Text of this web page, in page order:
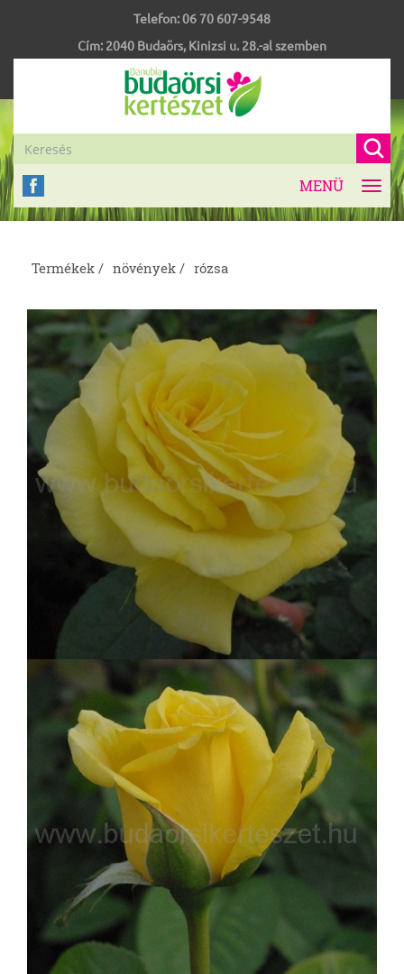
Telefon:06 70 607-9548
Cím: 2040 Budaörs, Kinizsi u. 28.-al szemben
MENÜ
Termékek / növények / rózsa